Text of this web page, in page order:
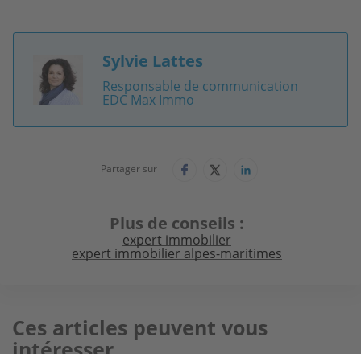
Image Sylvie Lattes
Responsable de communication
EDC Max Immo
Partager sur
Plus de conseils
expert immobilier
expert immobilier alpes-maritimes
Ces articles peuvent vous